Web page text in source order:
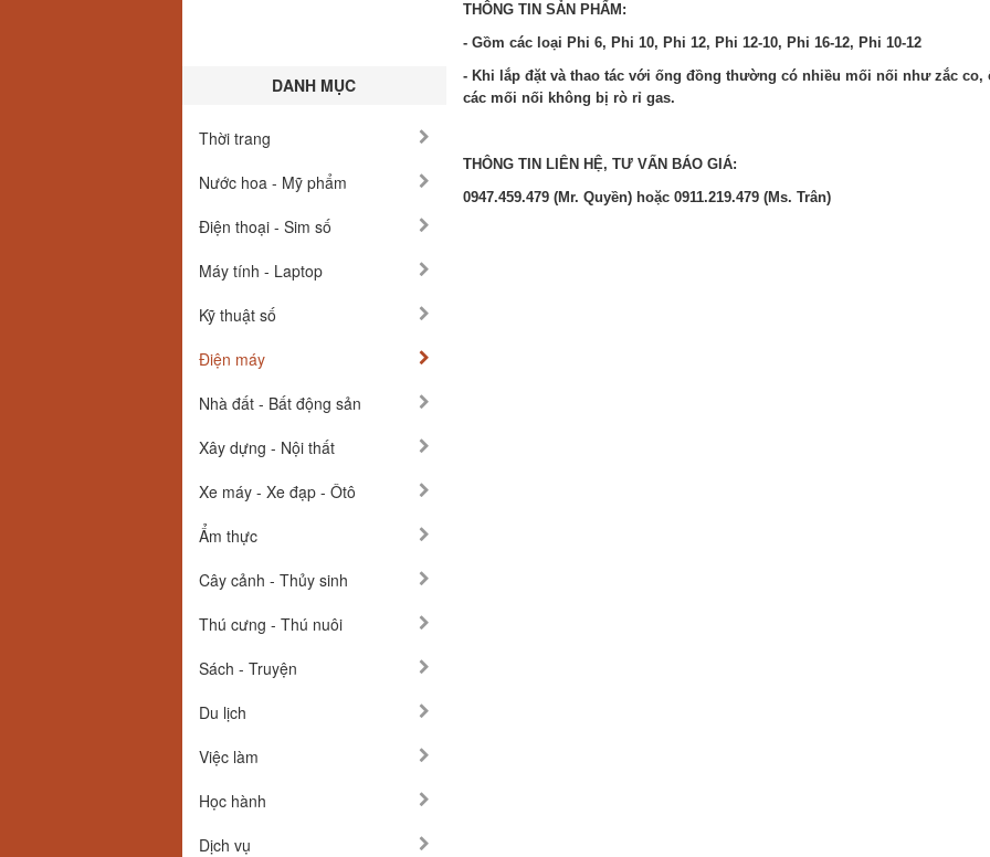
DANH MỤC
Thời trang
Nước hoa - Mỹ phẩm
Điện thoại - Sim số
Máy tính - Laptop
Kỹ thuật số
Điện máy
Nhà đất - Bất động sản
Xây dựng - Nội thất
Xe máy - Xe đạp - Ôtô
Ẩm thực
Cây cảnh - Thủy sinh
Thú cưng - Thú nuôi
Sách - Truyện
Du lịch
Việc làm
Học hành
Dịch vụ
THÔNG TIN SẢN PHẨM:
- Gồm các loại Phi 6, Phi 10, Phi 12, Phi 12-10, Phi 16-12, Phi 10-12
- Khi lắp đặt và thao tác với ống đồng thường có nhiều mối nối như zắc
các mối nối không bị rò rỉ gas.
THÔNG TIN LIÊN HỆ, TƯ VẤN BÁO GIÁ:
0947.459.479 (Mr. Quyền) hoặc 0911.219.479 (Ms. Trân)